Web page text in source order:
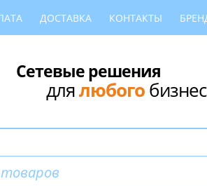
ДОСТАВКА КОНТАКТЫ
Сетевые решения
длялюбого